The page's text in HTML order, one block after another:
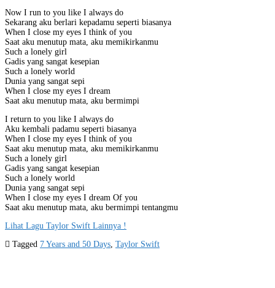
Now I run to you like I always do
Sekarang aku berlari kepadamu seperti biasanya
When I close my eyes I think of you
Saat aku menutup mata, aku memikirkanmu
Such a lonely girl
Gadis yang sangat kesepian
Such a lonely world
Dunia yang sangat sepi
When I close my eyes I dream
Saat aku menutup mata, aku bermimpi
I return to you like I always do
Aku kembali padamu seperti biasanya
When I close my eyes I think of you
Saat aku menutup mata, aku memikirkanmu
Such a lonely girl
Gadis yang sangat kesepian
Such a lonely world
Dunia yang sangat sepi
When I close my eyes I dream Of you
Saat aku menutup mata, aku bermimpi tentangmu
Lihat Lagu Taylor Swift Lainnya !
Tagged 7 Years and 50 Days, Taylor Swift